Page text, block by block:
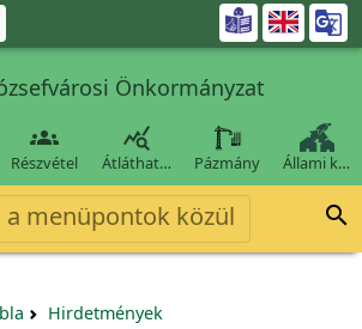

Önkormányzat

Részvétel

Átláthat… Pázmány Állami k…
a menüpontok közül 
Hirdetmények